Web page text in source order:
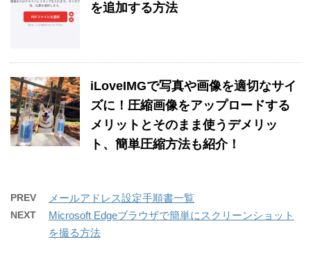
を追加する方法
iLoveIMGで写真や画像を適切なサイ
ズに！圧縮画像をアップロードする
メリットとそのまま使うデメリッ
ト、簡単圧縮方法も紹介！
PREV メールアドレス設定手順書一覧
NEXT
Microsoft Edgeブラウザで簡単にスクリーンショット
を撮る方法